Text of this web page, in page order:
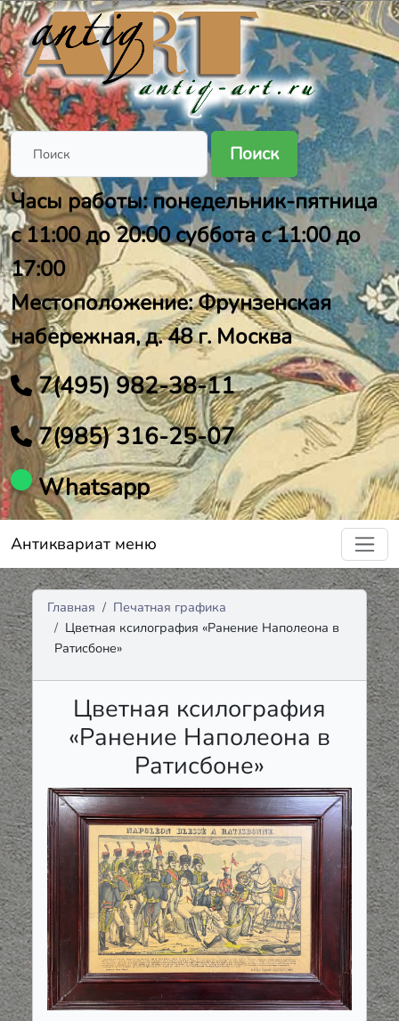
Поиск
Часы работы: понедельник-пятница
с 11:00 до 20:00 суббота с 11:00 до
17:00
Местоположение: Фрунзенская
набережная, д. 48 г. Москва
7(495) 982-38-11
7(985) 316-25-07
Whatsapp
Антиквариат меню
Главная
Печатная графика
Цветная ксилография «Ранение Наполеона в
Ратисбоне»
Цветная ксилография
«Ранение Наполеона в
Ратисбоне»